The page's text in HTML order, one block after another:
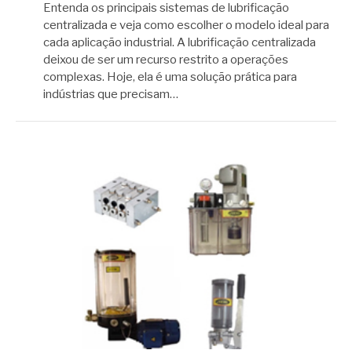
Entenda os principais sistemas de lubrificação
centralizada e veja como escolher o modelo ideal para
cada aplicação industrial. A lubrificação centralizada
deixou de ser um recurso restrito a operações
complexas. Hoje, ela é uma solução prática para
indústrias que precisam…